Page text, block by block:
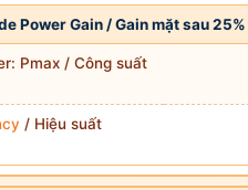
Power Gain / Gain mặt sau 25%
Pmax / Công suất
/ Hiệu suất